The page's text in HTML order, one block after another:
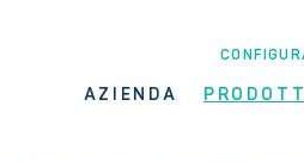
AZIENDA PRODOTTI